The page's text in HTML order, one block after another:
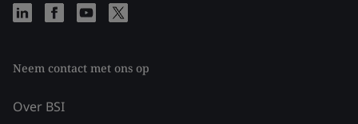
Neem contact met ons op
Over BSI